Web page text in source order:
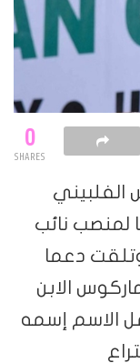
0
SHARES
الفلبيني
لمنصب نائب
في إنتخابات مايو 2022 وتلقت دعما
الابن
الاسم إسمه